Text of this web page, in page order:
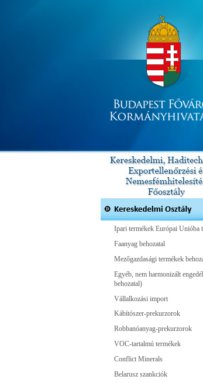
Ipari termékek Európai Unióba
Faanyag behozatal
Mezőgazdasági termékek
Egyéb, nem harmonizált
behozatal)
Vállalkozási import
Kábítószer-prekurzorok
Robbanóanyag-prekurzorok
VOC-tartalmú termékek
Conflict Minerals
Belarusz szankciók